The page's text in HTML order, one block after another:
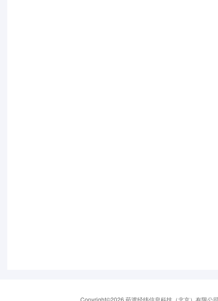
Copyright©2026 药渡经纬信息科技（北京）有限公